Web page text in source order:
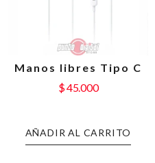
Manos libres Tipo C
$45.000
AÑADIR AL CARRITO